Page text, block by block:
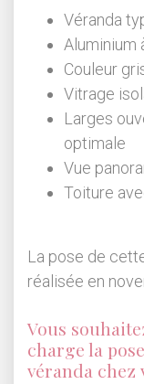
Véranda
Aluminium
Couleur
Vitrage
Larges
optimale
Vue
Toiture
La pose de
réalisée en
Vous
charge la
véranda chez